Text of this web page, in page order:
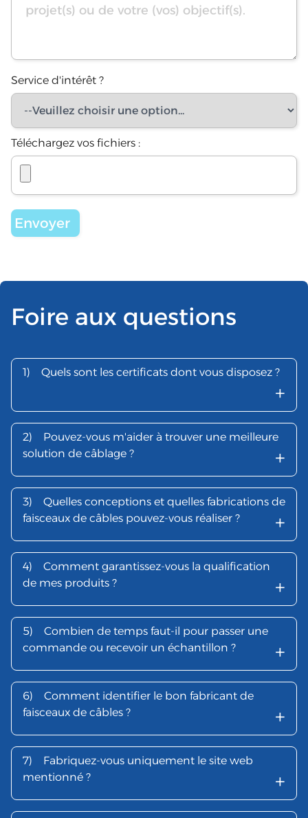
Service d'intérêt ?
Téléchargez vos fichiers :
Foire aux questions
1) Quels sont les certificats dont vous disposez ?
+
2)
Pouvez-vous m'aider à trouver une meilleure
solution de câblage ?
+
3)
Quelles conceptions et quelles fabrications de
faisceaux de câbles pouvez-vous réaliser ?
+
4)
Comment garantissez-vous la qualification
de mes produits ?
+
5)
Combien de temps faut-il pour passer une
commande ou recevoir un échantillon ?
+
6)
Comment identifier le bon fabricant de
faisceaux de câbles ?
+
7)
Fabriquez-vous uniquement le site web
mentionné ?
+